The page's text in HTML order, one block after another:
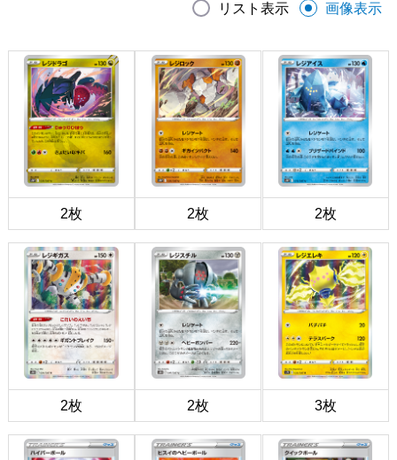
リスト表示 画像表示
2枚 2枚 2枚
2枚 2枚 3枚